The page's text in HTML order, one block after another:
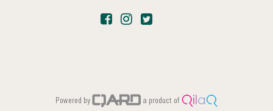
Powered by a product of